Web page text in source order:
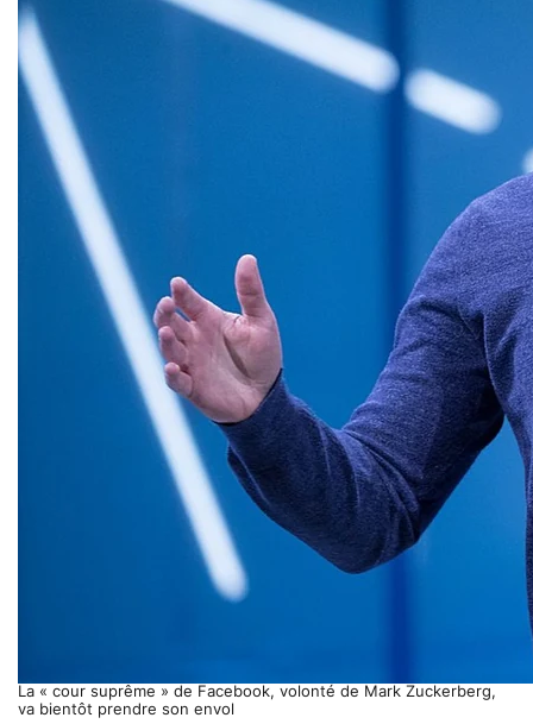
La « cour suprême » de Facebook, volonté de Mark Zuckerberg,
va bientôt prendre son envol